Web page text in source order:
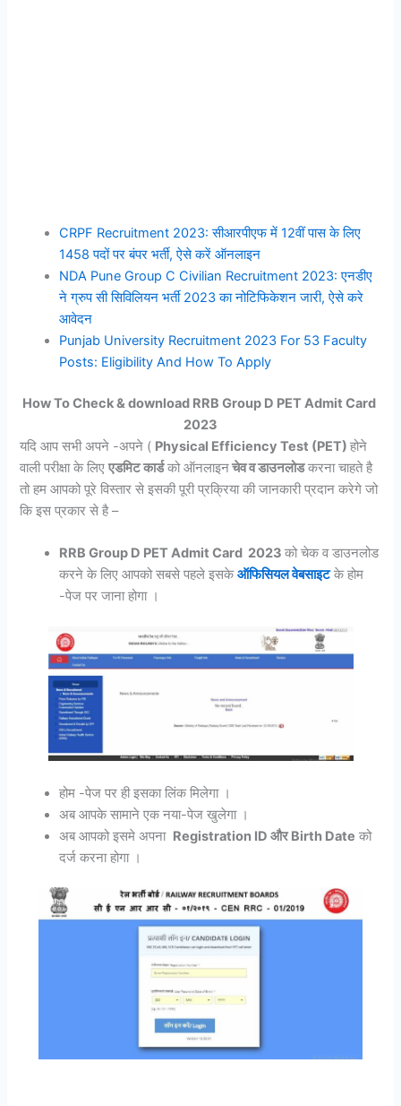
CRPF Recruitment 2023: सीआरपीएफ में 12वीं पास के लिए
1458 पदों पर बंपर भर्ती, ऐसे करें ऑनलाइन
NDA Pune Group C Civilian Recruitment 2023: एनडीए
ने ग्रुप सी सिविलियन भर्ती 2023 का नोटिफिकेशन जारी, ऐसे करे
आवेदन
Punjab University Recruitment 2023 For 53 Faculty
Posts: Eligibility And How To Apply
How To Check & download RRB Group D PET Admit Card
2023
यदि आप सभी अपने -अपने ( Physical Efficiency Test (PET)होने
वाली परीक्षा के लिएएडमिट कार्डको ऑनलाइनचेव व डाउनलोडकरना चाहते है
तो हम आपको पूरे विस्तार से इसकी पूरी प्रक्रिया की जानकारी प्रदान करेगे जो
कि इस प्रकार से है –
RRB Group D PET Admit Card 2023को चेक व डाउनलोड
करने के लिए आपको सबसे पहले इसके ऑफिसियल वेबसाइटके होम
-पेज पर जाना होगा ।
होम -पेज पर ही इसका लिंक मिलेगा ।
अब आपके सामाने एक नया-पेज खुलेगा ।
अब आपको इसमे अपना Registration ID और Birth Date को
दर्ज करना होगा ।